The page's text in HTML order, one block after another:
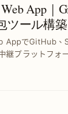
App｜
ツール構
AppでGitHub、
継プラットフォ
環境を無料で実現